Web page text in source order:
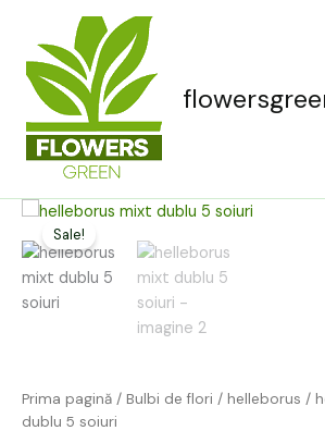
content
Sale!
Prima pagină / Bulbi de flori / helleborus /
dublu 5 soiuri
Prețul
inițial
a
fost:
Prețul
curent
Cantitate
helleborus
mixt
dublu
5